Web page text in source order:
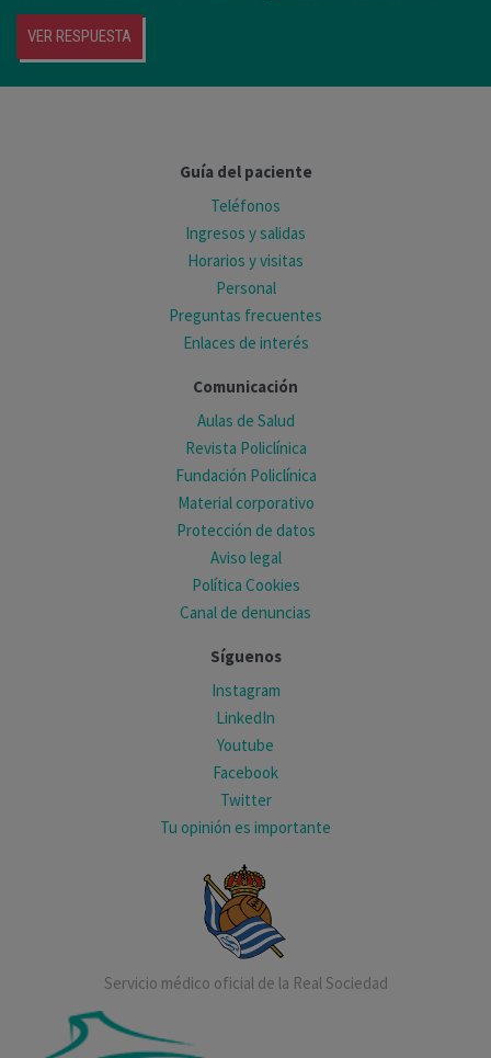
VER RESPUESTA
Guía del paciente
Teléfonos
Ingresos y salidas
Horarios y visitas
Personal
Preguntas frecuentes
Enlaces de interés
Comunicación
Aulas de Salud
Revista Policlínica
Fundación Policlínica
Material corporativo
Protección de datos
Aviso legal
Política Cookies
Canal de denuncias
Síguenos
Instagram
LinkedIn
Youtube
Facebook
Twitter
Tu opinión es importante
Servicio médico oficial de la Real Sociedad